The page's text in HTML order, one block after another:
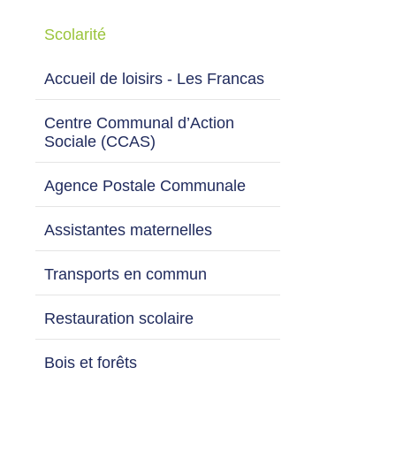
Scolarité
Accueil de loisirs - Les Francas
Centre Communal d’Action
Sociale (CCAS)
Agence Postale Communale
Assistantes maternelles
Transports en commun
Restauration scolaire
Bois et forêts